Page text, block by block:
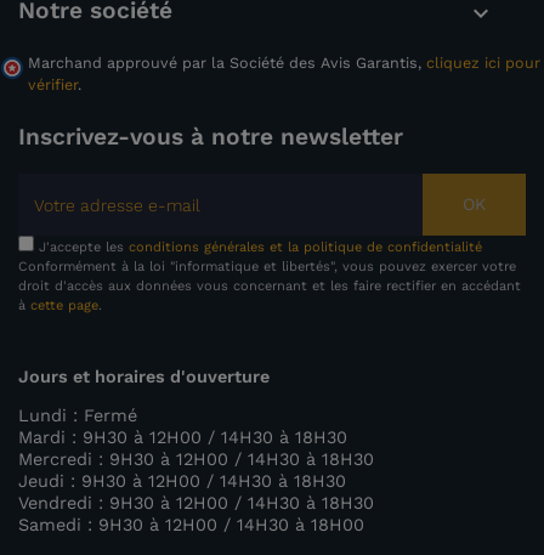
Notre société 
Marchand approuvé par la Société des Avis Garantis, cliquez ici pour
vérifier.
Inscrivez-vous à notre newsletter
OK
J'accepte les conditions générales et la politique de confidentialité
Conformément à la loi "informatique et libertés", vous pouvez exercer votre
droit d'accès aux données vous concernant et les faire rectifier en accédant
à cette page.
Jours et horaires d'ouverture
Lundi : Fermé
Mardi : 9H30 à 12H00 / 14H30 à 18H30
Mercredi : 9H30 à 12H00 / 14H30 à 18H30
Jeudi : 9H30 à 12H00 / 14H30 à 18H30
Vendredi : 9H30 à 12H00 / 14H30 à 18H30
Samedi : 9H30 à 12H00 / 14H30 à 18H00